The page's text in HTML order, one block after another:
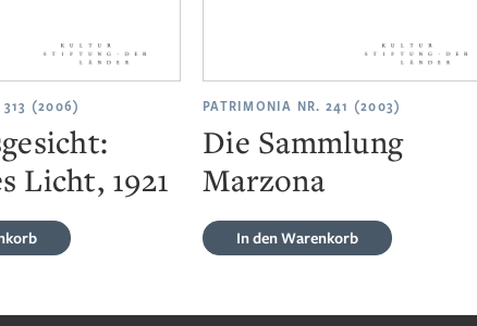
313 (2006)
Licht, 1921
PATRIMONIA NR. 241 (2003)
Die Sammlung
Marzona
In den Warenkorb